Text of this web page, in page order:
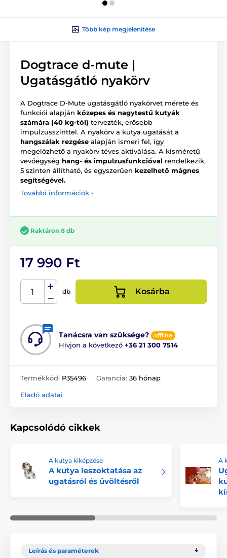
Több kép megjelenítése
Dogtrace d-mute |
Ugatásgátló nyakörv
A Dogtrace D-Mute ugatásgátló nyakörvet mérete és
funkciói alapján közepes és nagytestű kutyák
számára (40 kg-tól) tervezték, erősebb
impulzusszinttel. A nyakörv a kutya ugatását a
hangszálak rezgése alapján ismeri fel, így
megelőzhető a nyakörv téves aktiválása. A kisméretű
vevőegység hang- és impulzusfunkcióval rendelkezik,
5 szinten állítható, és egyszerűen kezelhető mágnes
segítségével.
További információk ›
Raktáron 8 db
17 990 Ft
db Kosárba
Tanácsra van szüksége? offline
Hívjon a következő +36 21 300 7514
Termékkód: P35496 Garancia: 36 hónap
Eladó adatai
Kapcsolódó cikkek
A kutya kiképzése
A kutya leszoktatása az
ugatásról és üvöltésről
A
Leírás és paraméterek